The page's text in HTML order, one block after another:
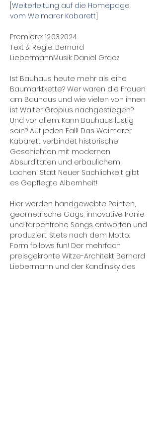
[Weiterleitung auf die Homepage
vom Weimarer Kabarett]
Premiere: 12.03.2024
Text & Regie: Bernard
LiebermannMusik: Daniel Gracz
Ist Bauhaus heute mehr als eine
Baumarktkette? Wer waren die Frauen
am Bauhaus und wie vielen von ihnen
ist Walter Gropius nachgestiegen?
Und vor allem: Kann Bauhaus lustig
sein? Auf jeden Fall! Das Weimarer
Kabarett verbindet historische
Geschichten mit modernen
Absurditäten und erbaulichem
Lachen! Statt Neuer Sachlichkeit gibt
es Gepflegte Albernheit!
Hier werden handgewebte Pointen,
geometrische Gags, innovative Ironie
und farbenfrohe Songs entworfen und
produziert. Stets nach dem Motto:
Form follows fun! Der mehrfach
preisgekrönte Witze-Architekt Bernard
Liebermann und der Kandinsky des